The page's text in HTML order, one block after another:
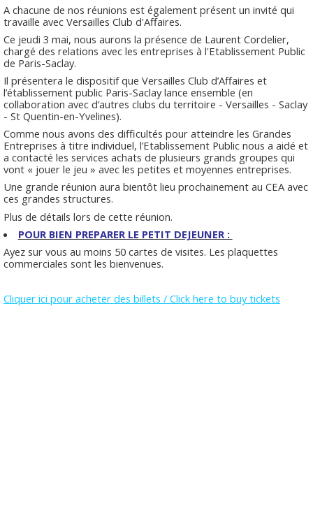
A chacune de nos réunions est également présent un invité qui
travaille avec Versailles Club d'Affaires.
Ce jeudi 3 mai, nous aurons la présence de Laurent Cordelier,
chargé des relations avec les entreprises à l'Etablissement Public
de Paris-Saclay.
Il présentera le dispositif que Versailles Club d’Affaires et
l’établissement public Paris-Saclay lance ensemble (en
collaboration avec d’autres clubs du territoire - Versailles - Saclay
- St Quentin-en-Yvelines).
Comme nous avons des difficultés pour atteindre les Grandes
Entreprises à titre individuel, l’Etablissement Public nous a aidé et
a contacté les services achats de plusieurs grands groupes qui
vont « jouer le jeu » avec les petites et moyennes entreprises.
Une grande réunion aura bientôt lieu prochainement au CEA avec
ces grandes structures.
Plus de détails lors de cette réunion.
POUR BIEN PREPARER LE PETIT DEJEUNER :
Ayez sur vous au moins 50 cartes de visites. Les plaquettes
commerciales sont les bienvenues.
Cliquer ici pour acheter des billets / Click here to buy tickets